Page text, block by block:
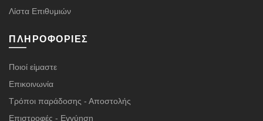
Λίστα Επιθυμιών
ΠΛΗΡΟΦΟΡΊΕΣ
Ποιοί είμαστε
Επικοινωνία
Τρόποι παράδοσης - Αποστολής
Επιστροφές - Εγγύηση